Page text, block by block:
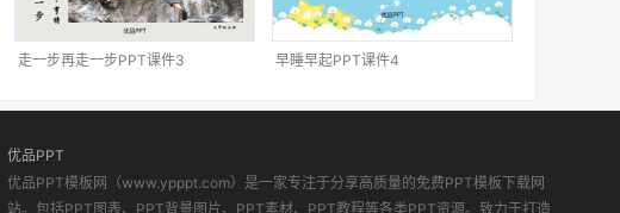
走一步再走一步PPT课件3 早睡早起PPT课件4
优品PPT
优品PPT模板网（www.ypppt.com）是一家专注于分享高质量的免费PPT模板下载网
站。包括PPT图表、PPT背景图片、PPT素材、PPT教程等各类PPT资源。致力于打造